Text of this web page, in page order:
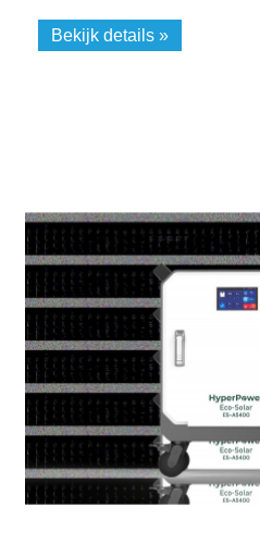
Bekijk details »